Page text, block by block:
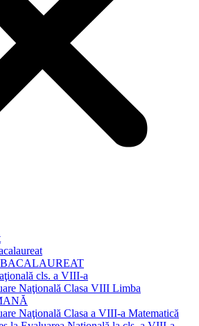
cls. a VIII-a
Naţională Clasa VIII Limba
Naţională Clasa a VIII-a Matematică